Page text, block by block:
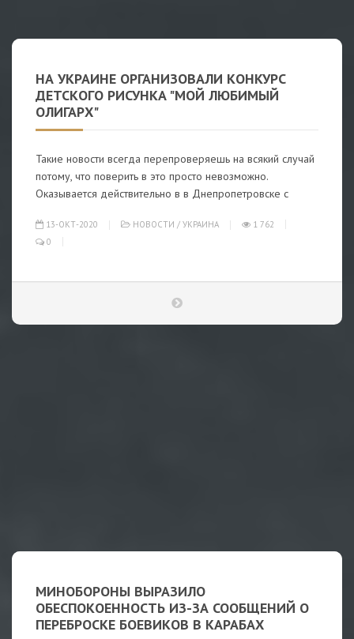
НА УКРАИНЕ ОРГАНИЗОВАЛИ КОНКУРС
ДЕТСКОГО РИСУНКА "МОЙ ЛЮБИМЫЙ
ОЛИГАРХ"
Такие новости всегда перепроверяешь на всякий случай
потому, что поверить в это просто невозможно.
Оказывается действительно в в Днепропетровске с
13-ОКТ-2020 НОВОСТИ / УКРАИНА
1 762
0
МИНОБОРОНЫ ВЫРАЗИЛО
ОБЕСПОКОЕННОСТЬ ИЗ-ЗА СООБЩЕНИЙ О
ПЕРЕБРОСКЕ БОЕВИКОВ В КАРАБАХ